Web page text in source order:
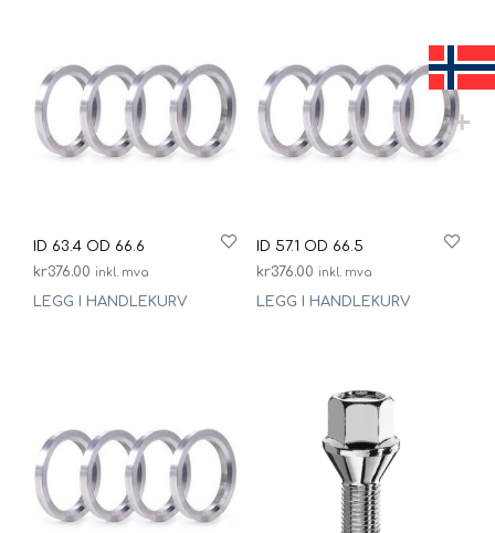
ID 63.4 OD 66.6
kr376.00 inkl. mva
LEGG I HANDLEKURV
ID 57.1 OD 66.5
kr376.00 inkl. mva
LEGG I HANDLEKURV